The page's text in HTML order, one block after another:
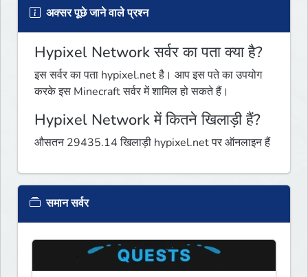
अक्सर पूछे जाने वाले प्रश्न
Hypixel Network सर्वर का पता क्या है?
इस सर्वर का पता hypixel.net है। आप इस पते का उपयोग
करके इस Minecraft सर्वर में शामिल हो सकते हैं।
Hypixel Network में कितने खिलाड़ी हैं?
औसतन 29435.14 खिलाड़ी hypixel.net पर ऑनलाइन हैं
समान सर्वर